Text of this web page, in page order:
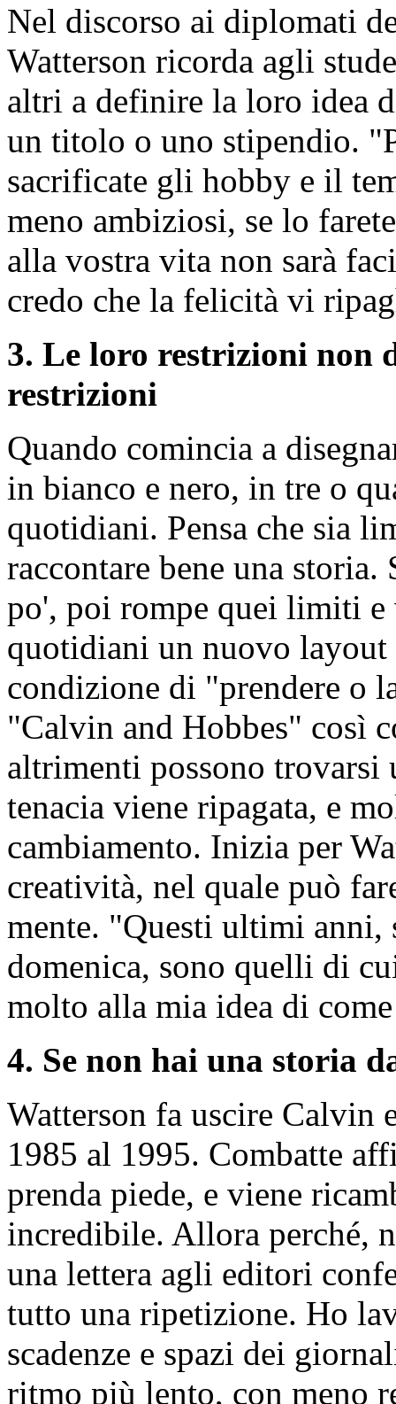
Nel discorso ai diplomati
Watterson ricorda agli
altri a definire la loro idea
un titolo o uno stipendio.
sacrificate gli hobby e il
meno ambiziosi, se lo
alla vostra vita non sarà
credo che la felicità vi
3. Le loro restrizioni non
restrizioni
Quando comincia a
in bianco e nero, in tre o
quotidiani. Pensa che sia
raccontare bene una storia.
po', poi rompe quei limiti
quotidiani un nuovo
condizione di "prendere o
"Calvin and Hobbes" così
altrimenti possono trovarsi
tenacia viene ripagata, e
cambiamento. Inizia per
creatività, nel quale può
mente. "Questi ultimi anni,
domenica, sono quelli di
molto alla mia idea di
4. Se non hai una storia
Watterson fa uscire Calvin
1985 al 1995. Combatte
prenda piede, e viene
incredibile. Allora perché,
una lettera agli editori
tutto una ripetizione. Ho
scadenze e spazi dei
ritmo più lento, con meno